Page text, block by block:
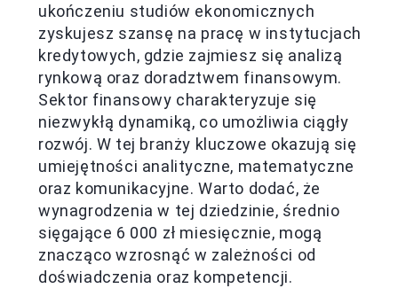
ukończeniu studiów ekonomicznych
zyskujesz szansę na pracę w instytucjach
kredytowych, gdzie zajmiesz się analizą
rynkową oraz doradztwem finansowym.
Sektor finansowy charakteryzuje się
niezwykłą dynamiką, co umożliwia ciągły
rozwój. W tej branży kluczowe okazują się
umiejętności analityczne, matematyczne
oraz komunikacyjne. Warto dodać, że
wynagrodzenia w tej dziedzinie, średnio
sięgające 6 000 zł miesięcznie, mogą
znacząco wzrosnąć w zależności od
doświadczenia oraz kompetencji.